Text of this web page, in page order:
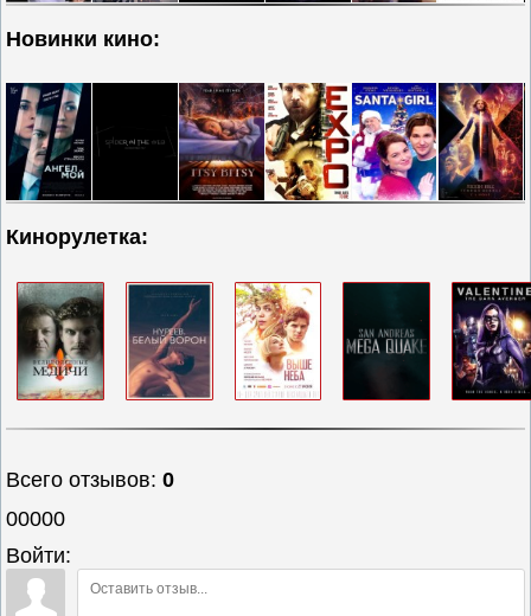
Новинки кино:
Кинорулетка:
Всего отзывов:0
00000
Войти: